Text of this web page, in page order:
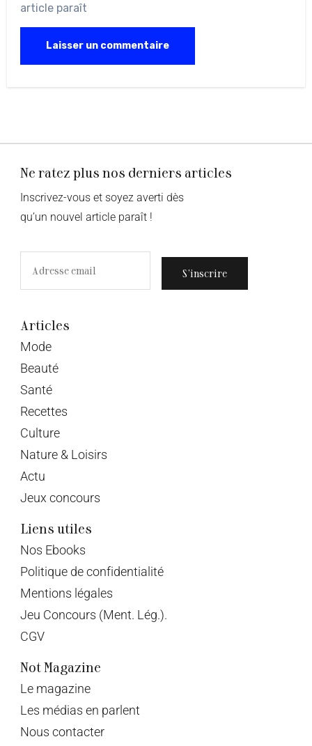
article paraît
Ne ratez plus nos derniers articles
Inscrivez-vous et soyez averti dès
qu’un nouvel article paraît !
S’inscrire
Articles
Mode
Beauté
Santé
Recettes
Culture
Nature & Loisirs
Actu
Jeux concours
Liens utiles
Nos Ebooks
Politique de confidentialité
Mentions légales
Jeu Concours (Ment. Lég.).
CGV
Not Magazine
Le magazine
Les médias en parlent
Nous contacter